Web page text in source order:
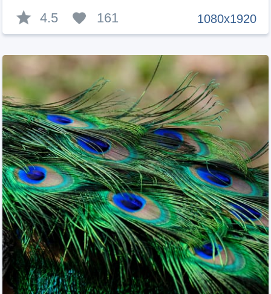
1080x1920
4.5 161